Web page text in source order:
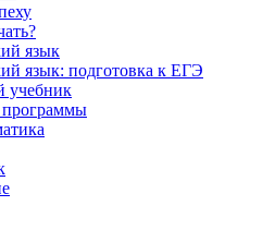
язык
язык: подготовка к ЕГЭ
учебник